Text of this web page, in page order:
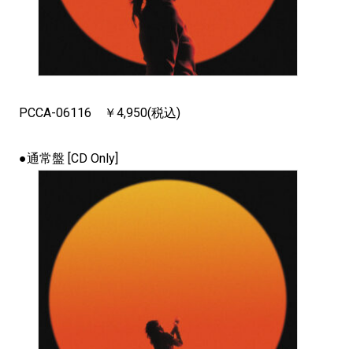
PCCA-06116 ￥4,950(税込)
●通常盤 [CD Only]